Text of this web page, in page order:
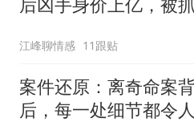
江峰聊情感 11跟贴
案件还原：离奇命案
后，每一处细节都令